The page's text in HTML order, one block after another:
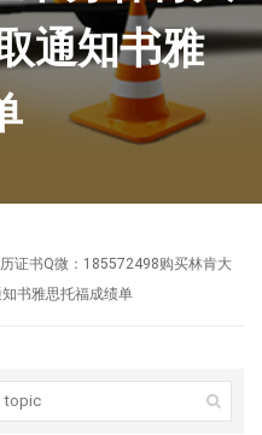
通知书雅
证书Q微：185572498购买林肯大
书雅思托福成绩单